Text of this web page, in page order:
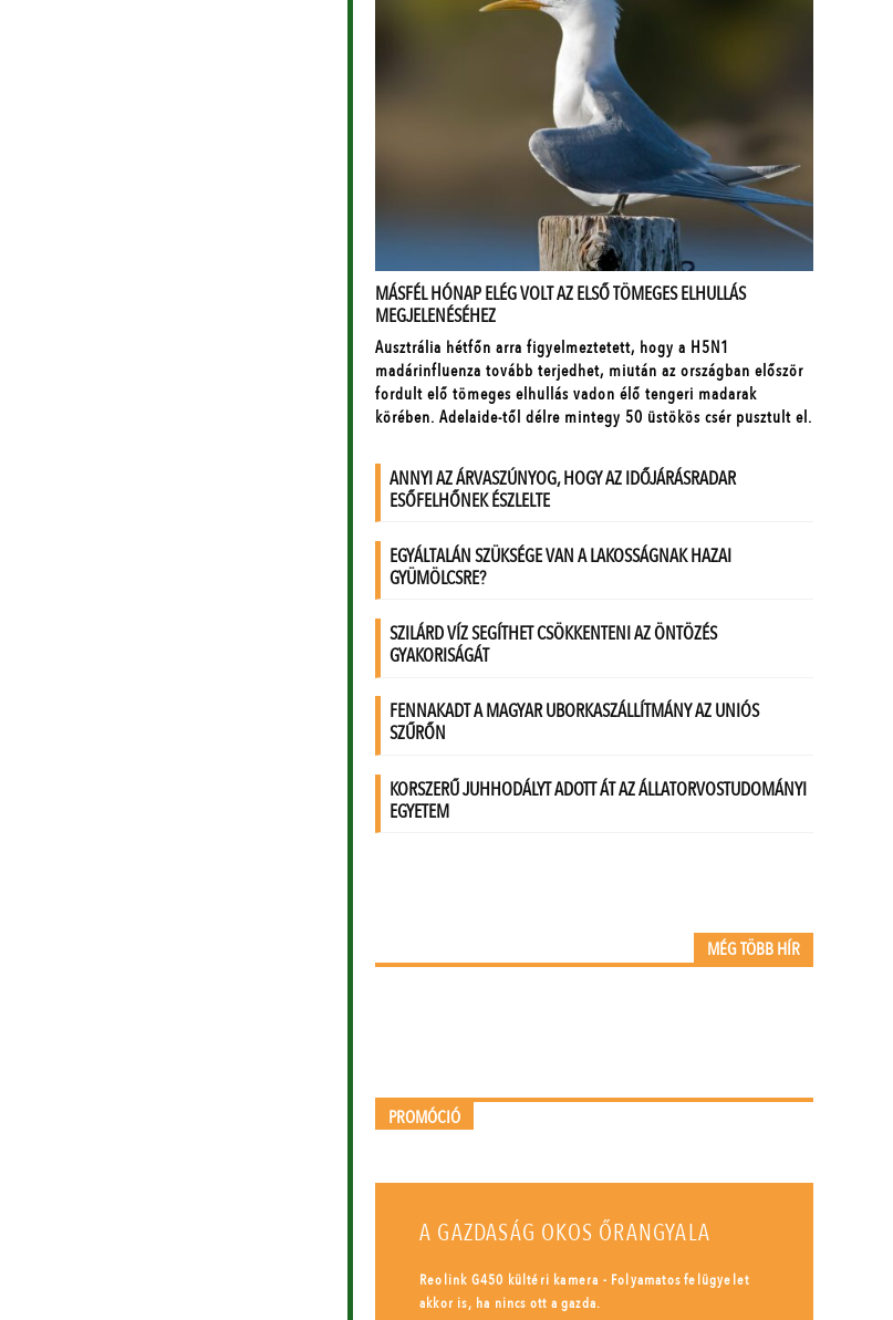
MÉG TÖBB HÍR
PROMÓCIÓ
A GAZDASÁG OKOS ŐRANGYALA
Reolink G450 kültéri kamera - Folyamatos felügyelet
akkor is, ha nincs ott a gazda.